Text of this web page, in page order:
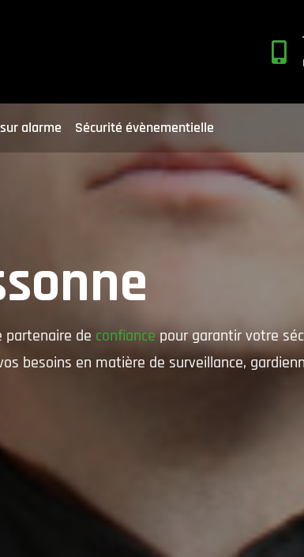

alarme Sécurité évènementielle
partenaire de confiancepour garantir votre
besoins en matière de surveillance,